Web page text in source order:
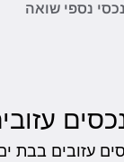
נכסי נספי שואה
עזובים בבת